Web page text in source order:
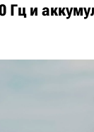
Гц и